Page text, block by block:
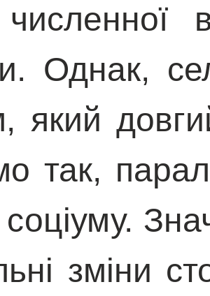
численної
Однак,
який
так,
соціуму.
зміни